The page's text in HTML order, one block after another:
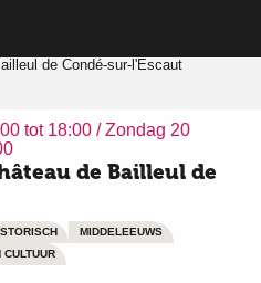
de Condé-sur-l'Escaut
tot 18:00 / Zondag 20
de Bailleul de
MIDDELEEUWS